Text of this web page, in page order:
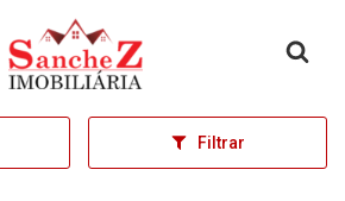
Página inicial
Filtrar